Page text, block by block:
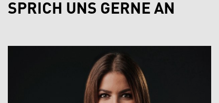
SPRICH UNS GERNE AN